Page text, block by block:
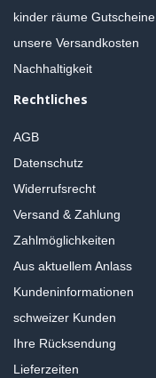
kinder räume Gutscheine
unsere Versandkosten
Nachhaltigkeit
Rechtliches
AGB
Datenschutz
Widerrufsrecht
Versand & Zahlung
Zahlmöglichkeiten
Aus aktuellem Anlass
Kundeninformationen
schweizer Kunden
Ihre Rücksendung
Lieferzeiten